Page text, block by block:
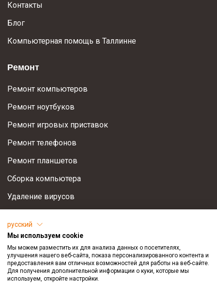
Контакты
Блог
Компьютерная помощь в Таллинне
Ремонт
Ремонт компьютеров
Ремонт ноутбуков
Ремонт игровых приставок
Ремонт телефонов
Ремонт планшетов
Сборка компьютера
Удаление вирусов
Восстановление информации
Оптимизация компьютера
Поддержка
русский
Мы используем cookie
Мы можем разместить их для анализа данных о посетителях,
улучшения нашего веб-сайта, показа персонализированного контента и
предоставления вам отличных возможностей для работы на веб-сайте.
Для получения дополнительной информации о куки, которые мы
используем, откройте настройки.